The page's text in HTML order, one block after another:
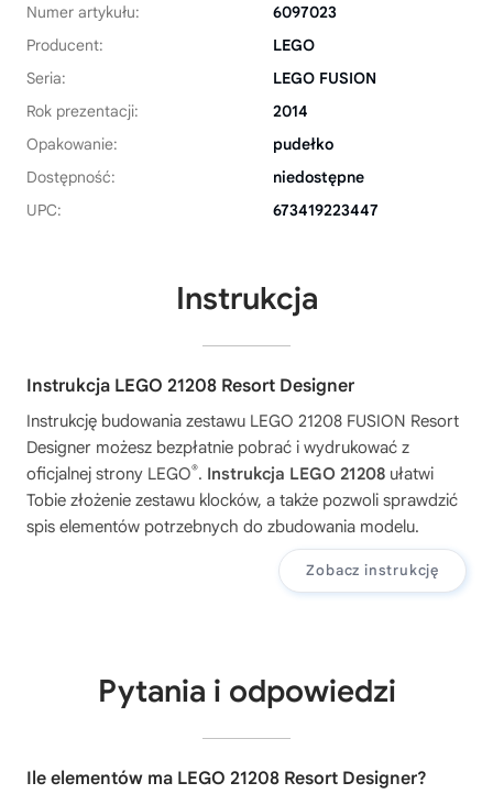
Numer artykułu:
6097023
Producent:
LEGO
Seria:
LEGO FUSION
Rok prezentacji:
2014
Opakowanie:
pudełko
Dostępność:
niedostępne
UPC:
673419223447
Instrukcja
Instrukcja LEGO 21208 Resort Designer
Instrukcję budowania zestawu LEGO 21208 FUSION Resort
Designer możesz bezpłatnie pobrać i wydrukować z
oficjalnej strony LEGO®. Instrukcja LEGO 21208 ułatwi
Tobie złożenie zestawu klocków, a także pozwoli sprawdzić
spis elementów potrzebnych do zbudowania modelu.
Zobacz instrukcję
Pytania i odpowiedzi
Ile elementów ma LEGO 21208 Resort Designer?